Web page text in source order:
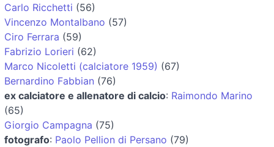
Carlo Ricchetti (56)
Vincenzo Montalbano (57)
Ciro Ferrara (59)
Fabrizio Lorieri (62)
Marco Nicoletti (calciatore 1959) (67)
Bernardino Fabbian (76)
ex calciatore e allenatore di calcio: Raimondo Marino
(65)
Giorgio Campagna (75)
fotografo: Paolo Pellion di Persano (79)